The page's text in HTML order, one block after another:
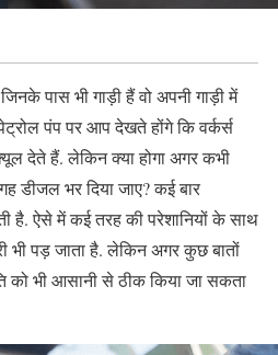
पास भी गाड़ी हैं वो अपनी गाड़ी में
पंप पर आप देखते होंगे कि वर्कर्स
देते हैं. लेकिन क्या होगा अगर कभी
डीजल भर दिया जाए? कई बार
है. ऐसे में कई तरह की परेशानियों के साथ
भी पड़ जाता है. लेकिन अगर कुछ बातों
को भी आसानी से ठीक किया जा सकता